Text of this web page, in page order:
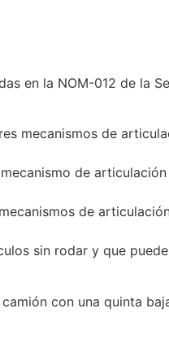
en la NOM-012 de la
mecanismos de
de
de
sin rodar y que
con una quinta